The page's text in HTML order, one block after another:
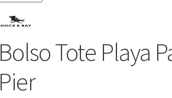
Bolso Tote Playa
Pier